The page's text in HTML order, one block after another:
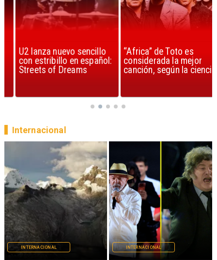
U2 lanza nuevo sencillo
con estribillo en español:
Streets of Dreams
“Africa” de Toto es
considerada la mejor
canción, según la ciencia
INTERNACIONAL INTERNACIONAL
Internacional